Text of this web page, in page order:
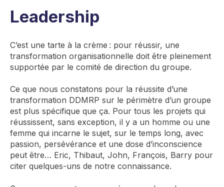
Leadership
C’est une tarte à la crème : pour réussir, une
transformation organisationnelle doit être pleinement
supportée par le comité de direction du groupe.
Ce que nous constatons pour la réussite d’une
transformation DDMRP sur le périmètre d’un groupe
est plus spécifique que ça. Pour tous les projets qui
réussissent, sans exception, il y a un homme ou une
femme qui incarne le sujet, sur le temps long, avec
passion, persévérance et une dose d’inconscience
peut être… Eric, Thibaut, John, François, Barry pour
citer quelques-uns de notre connaissance.